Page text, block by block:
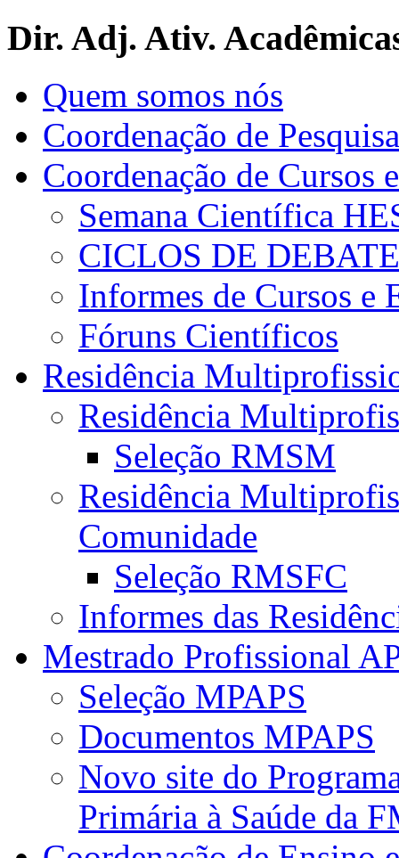
Dir. Adj. Ativ.
Quem somos nós
Coordenação de Pesquisa
Coordenação de Cursos
Semana Científica
CICLOS DE
Informes de Cursos e
Fóruns Científicos
Residência
Residência
Seleção RMSM
Residência
Comunidade
Seleção RMSFC
Informes das
Mestrado Profissional
Seleção MPAPS
Documentos MPAPS
Novo site do
Primária à Saúde da